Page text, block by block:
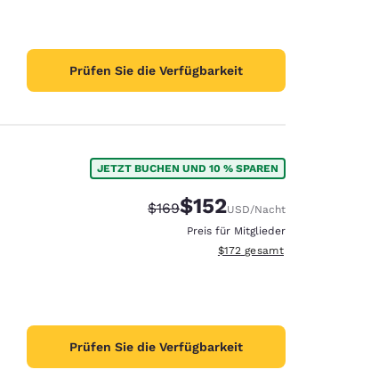
Prüfen Sie die Verfügbarkeit
JETZT BUCHEN UND 10 % SPAREN
Durchgestrichener Preis:
$169Vergünstigter Preis:
$152USD/Nacht
Preis für Mitglieder
Geschätzte Gesamtdetails
$172 gesamt
Prüfen Sie die Verfügbarkeit